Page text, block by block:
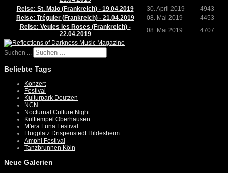
Reise: St. Malo (Frankreich) - 19.04.2019
30. April 2019
4943
Reise: Tréguier (Frankreich) - 21.04.2019
08. Mai 2019
4453
Reise: Veules les Roses (Frankreich) -
22.04.2019
08. Mai 2019 4707
Suchen ...
Beliebte Tags
Konzert
Festival
Kulturpark Deutzen
NCN
Nocturnal Culture Night
Kulttempel Oberhausen
M'era Luna Festival
Flugplatz Drispenstedt Hildesheim
Amphi Festival
Tanzbrunnen Köln
Neue Galerien